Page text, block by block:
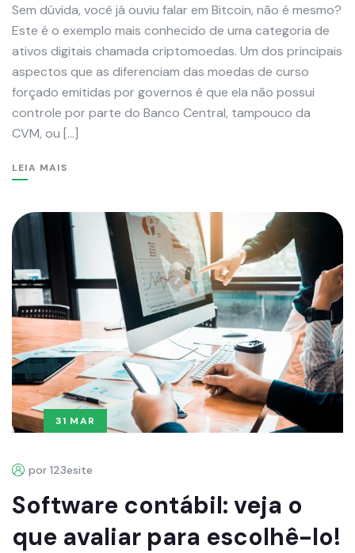
Sem dúvida, você já ouviu falar em Bitcoin, não é mesmo?
Este é o exemplo mais conhecido de uma categoria de
ativos digitais chamada criptomoedas. Um dos principais
aspectos que as diferenciam das moedas de curso
forçado emitidas por governos é que ela não possui
controle por parte do Banco Central, tampouco da
CVM, ou […]
LEIA MAIS
31 MAR
por 123esite
Software contábil: veja o
que avaliar para escolhê-lo!